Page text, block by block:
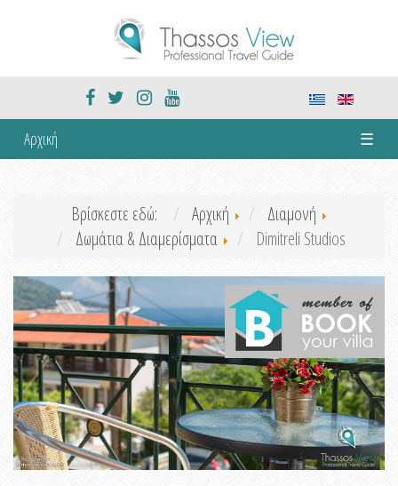
Αρχική ☰
Βρίσκεστε εδώ: Αρχική
Διαμονή
Δωμάτια & Διαμερίσματα
Dimitreli Studios